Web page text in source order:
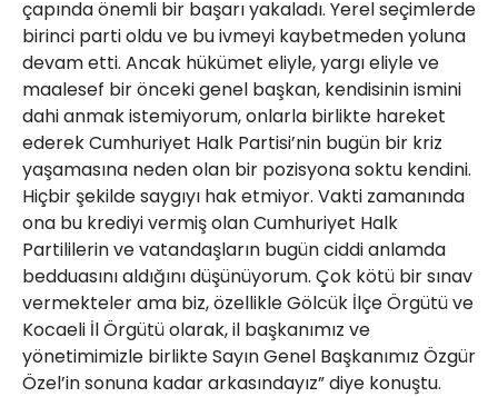
çapında önemli bir başarı yakaladı. Yerel seçimlerde
birinci parti oldu ve bu ivmeyi kaybetmeden yoluna
devam etti. Ancak hükümet eliyle, yargı eliyle ve
maalesef bir önceki genel başkan, kendisinin ismini
dahi anmak istemiyorum, onlarla birlikte hareket
ederek Cumhuriyet Halk Partisi’nin bugün bir kriz
yaşamasına neden olan bir pozisyona soktu kendini.
Hiçbir şekilde saygıyı hak etmiyor. Vakti zamanında
ona bu krediyi vermiş olan Cumhuriyet Halk
Partililerin ve vatandaşların bugün ciddi anlamda
bedduasını aldığını düşünüyorum. Çok kötü bir sınav
vermekteler ama biz, özellikle Gölcük İlçe Örgütü ve
Kocaeli İl Örgütü olarak, il başkanımız ve
yönetimimizle birlikte Sayın Genel Başkanımız Özgür
Özel’in sonuna kadar arkasındayız” diye konuştu.